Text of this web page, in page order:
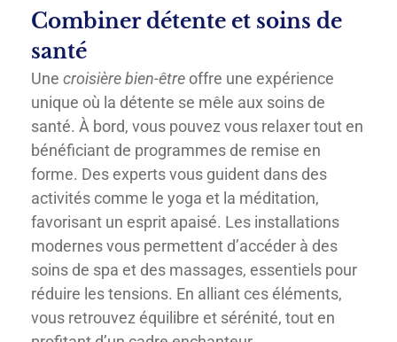
Combiner détente et soins de
santé
Une croisière bien-être offre une expérience
unique où la détente se mêle aux soins de
santé. À bord, vous pouvez vous relaxer tout en
bénéficiant de programmes de remise en
forme. Des experts vous guident dans des
activités comme le yoga et la méditation,
favorisant un esprit apaisé. Les installations
modernes vous permettent d’accéder à des
soins de spa et des massages, essentiels pour
réduire les tensions. En alliant ces éléments,
vous retrouvez équilibre et sérénité, tout en